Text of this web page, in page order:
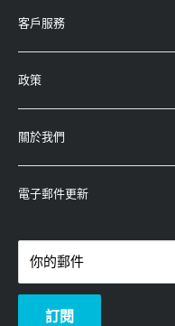
客戶服務
服務中心地址
產品註冊
產品保養及條款
查詢
-Whatsapp：5743-
-電郵：
政策
退款政策
運輸政策
條款及條件
隱私權政策
關於我們
永高(太平洋)有限公司
(香港/澳門總代理)
電子郵件更新
你的郵件
訂閱